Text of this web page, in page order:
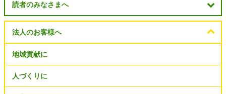
読者のみなさまへ
法人のお客様へ
地域貢献に
人づくりに